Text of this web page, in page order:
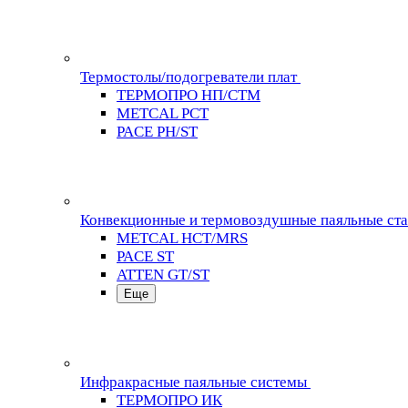
Термостолы/подогреватели плат
ТЕРМОПРО НП/СТМ
METCAL PCT
PACE PH/ST
Конвекционные и термовоздушные паяльные
METCAL HCT/MRS
PACE ST
ATTEN GT/ST
Еще
Инфракрасные паяльные системы
ТЕРМОПРО ИК